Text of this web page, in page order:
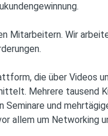
Mitarbeitern. Wir
die über Videos
Mehrere tausend
und
allem um Networking